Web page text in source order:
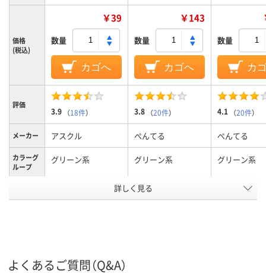
価格
(税込)
￥39
数量
カゴへ
￥143
数量
カゴへ
数量
カ
評価
3.9 （18件） 3.8 （20件） 4.1 （20件）
メーカー アスクル ぺんてる ぺんてる
カラーグ
ループ
グリーン系 グリーン系 グリーン系
中字丸芯、中字 細字丸芯、細
詳しく見る
よくあるご質問（Q&A）